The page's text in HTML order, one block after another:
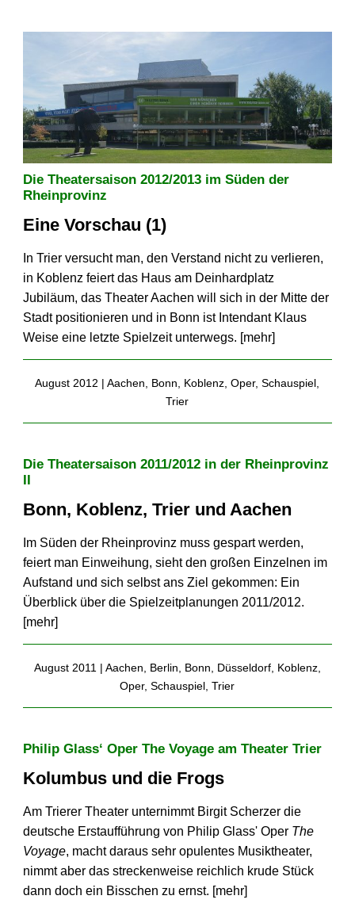
Die Theatersaison 2012/2013 im Süden der
Rheinprovinz
Eine Vorschau (1)
In Trier versucht man, den Verstand nicht zu verlieren,
in Koblenz feiert das Haus am Deinhardplatz
Jubiläum, das Theater Aachen will sich in der Mitte der
Stadt positionieren und in Bonn ist Intendant Klaus
Weise eine letzte Spielzeit unterwegs. [mehr]
August 2012 |Aachen Bonn Koblenz ,Oper,Schauspiel
Trier
Die Theatersaison 2011/2012 in der Rheinprovinz
II
Bonn, Koblenz, Trier und Aachen
Im Süden der Rheinprovinz muss gespart werden,
feiert man Einweihung, sieht den großen Einzelnen im
Aufstand und sich selbst ans Ziel gekommen: Ein
Überblick über die Spielzeit­planungen 2011/2012.
[mehr]
August 2011 | Aachen Berlin Bonn Düsseldorf, Koblenz,
Oper,Schauspiel ,Trier
Philip Glass‘ Oper The Voyage am Theater Trier
Kolumbus und die Frogs
Am Trierer Theater unternimmt Birgit Scherzer die
deutsche Erstaufführung von Philip Glass' Oper The
Voyage, macht daraus sehr opulentes Musiktheater,
nimmt aber das streckenweise reichlich krude Stück
dann doch ein Bisschen zu ernst. [mehr]